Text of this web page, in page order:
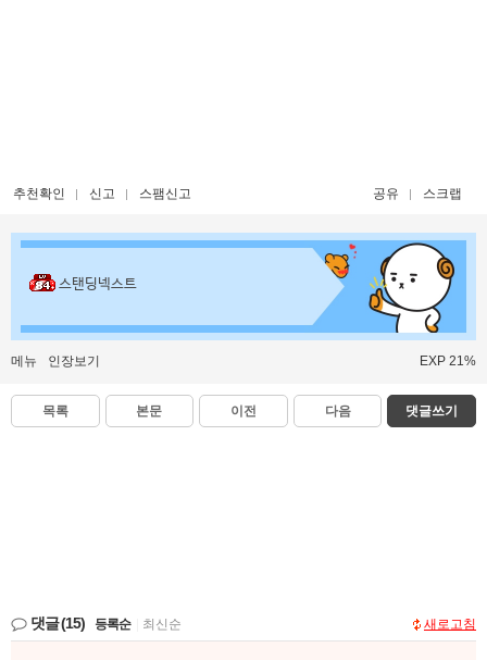
추천확인 신고 스팸신고 공유 스크랩
스탠딩넥스트
메뉴 인장보기 EXP 21%
목록 본문 이전 다음 댓글쓰기
댓글(15) 등록순 최신순 새로고침